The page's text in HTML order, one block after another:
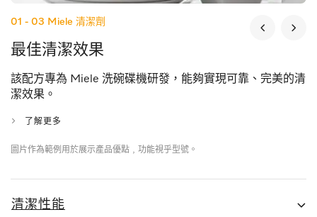
01 - 03 Miele 清潔劑
最佳清潔效果
該配方專為 Miele 洗碗碟機研發，能夠實現可靠、完美的清
潔效果。
了解更多
圖片作為範例用於展示產品優點﹐功能視乎型號。
清潔性能